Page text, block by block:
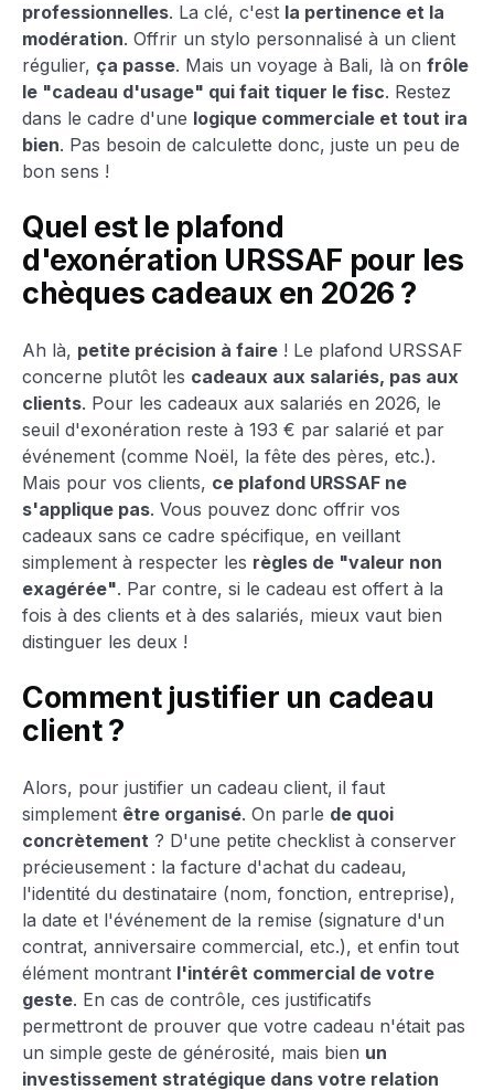
professionnelles. La clé, c'est la pertinence et la
modération. Offrir un stylo personnalisé à un client
régulier, ça passe. Mais un voyage à Bali, là on frôle
le "cadeau d'usage" qui fait tiquer le fisc. Restez
dans le cadre d'une logique commerciale et tout ira
bien. Pas besoin de calculette donc, juste un peu de
bon sens !
Quel est le plafond
d'exonération URSSAF pour les
chèques cadeaux en 2026 ?
Ah là, petite précision à faire ! Le plafond URSSAF
concerne plutôt les cadeaux aux salariés, pas aux
clients. Pour les cadeaux aux salariés en 2026, le
seuil d'exonération reste à 193 € par salarié et par
événement (comme Noël, la fête des pères, etc.).
Mais pour vos clients, ce plafond URSSAF ne
s'applique pas. Vous pouvez donc offrir vos
cadeaux sans ce cadre spécifique, en veillant
simplement à respecter les règles de "valeur non
exagérée". Par contre, si le cadeau est offert à la
fois à des clients et à des salariés, mieux vaut bien
distinguer les deux !
Comment justifier un cadeau
client ?
Alors, pour justifier un cadeau client, il faut
simplement être organisé. On parle de quoi
concrètement ? D'une petite checklist à conserver
précieusement : la facture d'achat du cadeau,
l'identité du destinataire (nom, fonction, entreprise),
la date et l'événement de la remise (signature d'un
contrat, anniversaire commercial, etc.), et enfin tout
élément montrant l'intérêt commercial de votre
geste. En cas de contrôle, ces justificatifs
permettront de prouver que votre cadeau n'était pas
un simple geste de générosité, mais bien un
investissement stratégique dans votre relation